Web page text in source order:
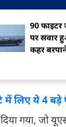
90
पर सवार
कहर
लिए ये 4
गया, जो